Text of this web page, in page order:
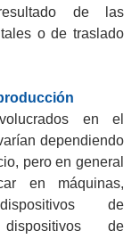
de las
o de traslado
en el
dependiendo
pero en general
en máquinas,
de
dispositivos de